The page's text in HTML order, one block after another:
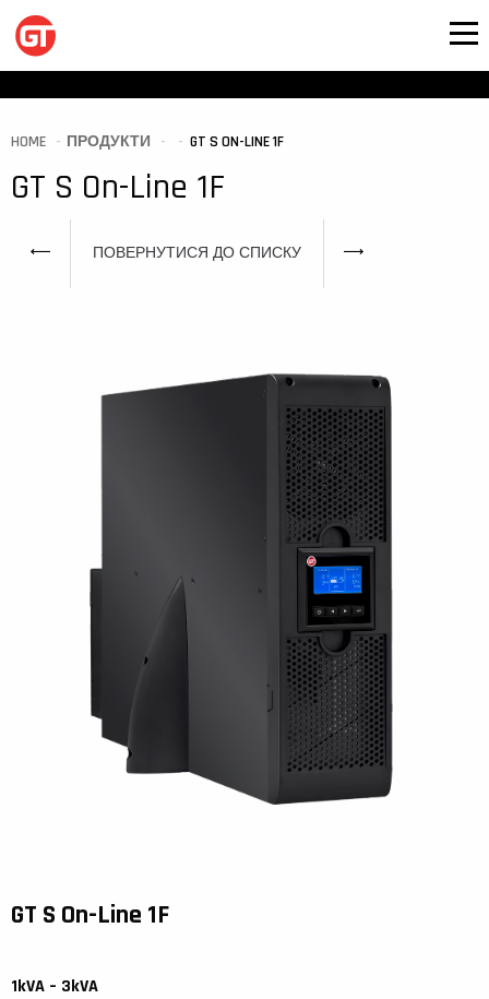
HOME ПРОДУКТИ GT S ON-LINE 1F
GT S On-Line 1F
ПОВЕРНУТИСЯ ДО СПИСКУ
GT S On-Line 1F
1kVA – 3kVA